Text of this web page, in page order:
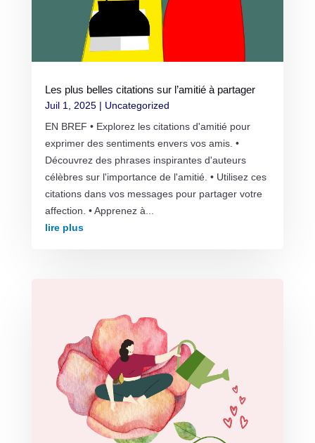
Les plus belles citations sur l’amitié à partager
Juil 1, 2025| Uncategorized
EN BREF • Explorez les citations d'amitié pour
exprimer des sentiments envers vos amis. •
Découvrez des phrases inspirantes d'auteurs
célèbres sur l'importance de l'amitié. • Utilisez ces
citations dans vos messages pour partager votre
affection. • Apprenez à...
lire plus